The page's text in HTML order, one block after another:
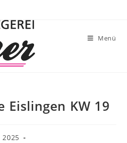
Menü
Eislingen KW 19
2025